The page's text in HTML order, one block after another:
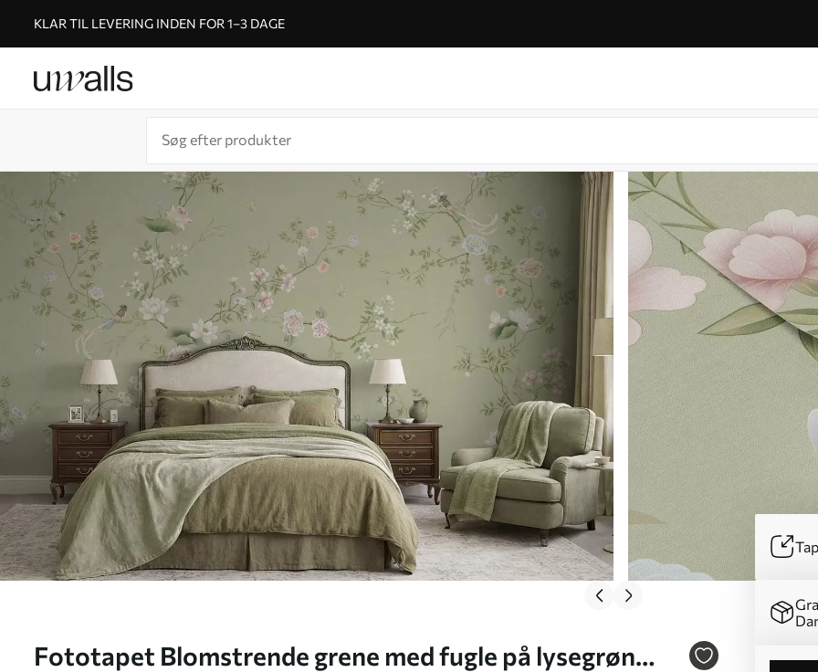
KLAR TIL LEVERING INDEN FOR 1–3 DAGE
Fototapet Blomstrende grene med fugle på lysegrøn